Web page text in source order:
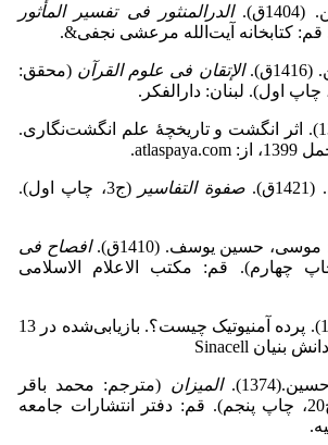
الدرالمنثور فی تفسیر المأثور
الإتقان فی علوم القرآن (محقق:
شناسه 83039 (1399). اثر انگشت و تاریخچۀ علم انگشت‌نگاری.
صفوة التفاسیر
(ج3، چاپ اول).
حسین یوسف. (1410ق).
افصاح فی
چاپ چهارم). قم: مکتب الاعلام الاسلامی
بازیابی‌شده در 13
المیزان (مترجم: محمد باقر
موسوی همدانی، ج20، چاپ پنجم). قم: دفتر انتشارات جامعه